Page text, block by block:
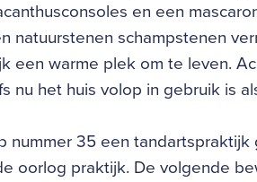
en een
natuurstenen schampstenen
een warme plek om te leven.
nu het huis volop in gebruik is
nummer 35 een
oorlog praktijk. De volgende